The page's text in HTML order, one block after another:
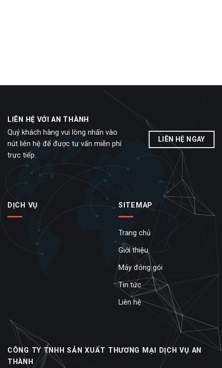
LIÊN HỆ VỚI AN THÀNH
Quý khách hàng vui lòng nhấn vào
nút liên hệ để được tư vấn miễn phí
trực tiếp.
LIÊN HỆ NGAY
DỊCH VỤ SITEMAP
Trang chủ
Giới thiệu
Máy đóng gói
Tin tức
Liên hệ
CÔNG TY TNHH SẢN XUẤT THƯƠNG MẠI DỊCH VỤ AN
THÀNH